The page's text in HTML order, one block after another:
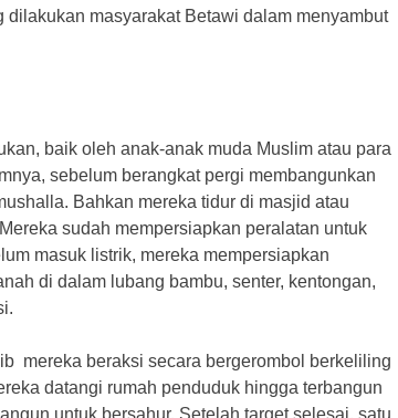
masyarakat Betawi dalam menyambut
baik oleh anak-anak muda Muslim atau para
sebelum berangkat pergi membangunkan
Bahkan mereka tidur di masjid atau
sudah mempersiapkan peralatan untuk
masuk listrik, mereka mempersiapkan
di dalam lubang bambu, senter, kentongan,
mereka beraksi secara bergerombol berkeliling
datangi rumah penduduk hingga terbangun
untuk bersahur. Setelah target selesai, satu